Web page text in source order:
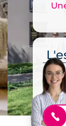
📞